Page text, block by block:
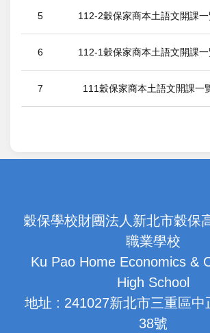
5 112-2穀保家商本土語文開課
6 112-1穀保家商本土語文開課
7 111穀保家商本土語文開課一
穀保學校財團法人新北市穀保
職業學校
Ku Pao Home Economics &
High School
地址 : 241027新北市三重區中
38號